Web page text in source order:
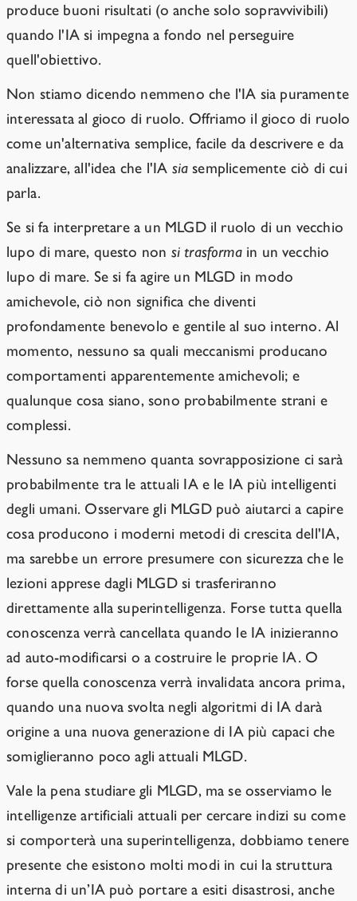
produce buoni risultati (o anche solo sopravvivibili)
quando l'IA si impegna a fondo nel perseguire
quell'obiettivo.
Non stiamo dicendo nemmeno che l'IA sia puramente
interessata al gioco di ruolo. Offriamo il gioco di ruolo
come un'alternativa semplice, facile da descrivere e da
analizzare, all'idea che l'IA sia semplicemente ciò di cui
parla.
Se si fa interpretare a un MLGD il ruolo di un vecchio
lupo di mare, questo non si trasformain un vecchio
lupo di mare. Se si fa agire un MLGD in modo
amichevole, ciò non significa che diventi
profondamente benevolo e gentile al suo interno. Al
momento, nessuno sa quali meccanismi producano
comportamenti apparentemente amichevoli; e
qualunque cosa siano, sono probabilmente strani e
complessi.
Nessuno sa nemmeno quanta sovrapposizione ci sarà
probabilmente tra le attuali IA e le IA più intelligenti
degli umani. Osservare gli MLGD può aiutarci a capire
cosa producono i moderni metodi di crescita dell'IA,
ma sarebbe un errore presumere con sicurezza che le
lezioni apprese dagli MLGD si trasferiranno
direttamente alla superintelligenza. Forse tutta quella
conoscenza verrà cancellata quando le IA inizieranno
ad auto-modificarsi o a costruire le proprie IA. O
forse quella conoscenza verrà invalidata ancora prima,
quando una nuova svolta negli algoritmi di IA darà
origine a una nuova generazione di IA più capaci che
somiglieranno poco agli attuali MLGD.
Vale la pena studiare gli MLGD, ma se osserviamo le
intelligenze artificiali attuali per cercare indizi su come
si comporterà una superintelligenza, dobbiamo tenere
presente che esistono molti modi in cui la struttura
interna di un’IA può portare a esiti disastrosi, anche